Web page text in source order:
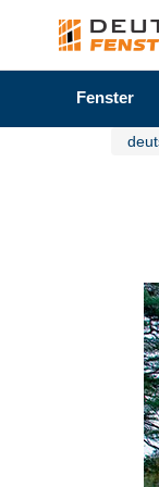
Fenster